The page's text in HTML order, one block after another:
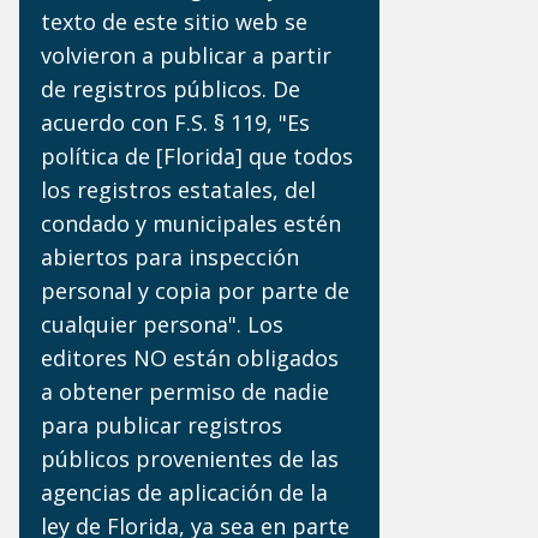
texto de este sitio web se
volvieron a publicar a partir
de registros públicos. De
acuerdo con F.S. § 119, "Es
política de [Florida] que todos
los registros estatales, del
condado y municipales estén
abiertos para inspección
personal y copia por parte de
cualquier persona". Los
editores NO están obligados
a obtener permiso de nadie
para publicar registros
públicos provenientes de las
agencias de aplicación de la
ley de Florida, ya sea en parte